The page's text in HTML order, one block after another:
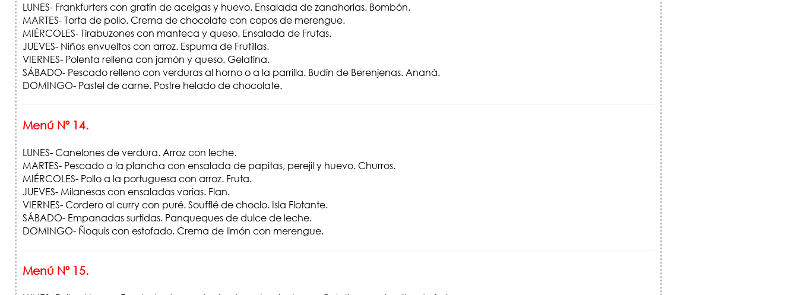
LUNES- Frankfurters con gratín de acelgas y huevo. Ensalada de zanahorias. Bombón.
MARTES- Torta de pollo. Crema de chocolate con copos de merengue.
MIÉRCOLES- Tirabuzones con manteca y queso. Ensalada de Frutas.
JUEVES- Niños envueltos con arroz. Espuma de Frutillas.
VIERNES- Polenta rellena con jamón y queso. Gelatina.
SÁBADO- Pescado relleno con verduras al horno o a la parrilla. Budín de Berenjenas. Ananá.
DOMINGO- Pastel de carne. Postre helado de chocolate.
Menú Nº 14.
LUNES- Canelones de verdura. Arroz con leche.
MARTES- Pescado a la plancha con ensalada de papitas, perejil y huevo. Churros.
MIÉRCOLES- Pollo a la portuguesa con arroz. Fruta.
JUEVES- Milanesas con ensaladas varias. Flan.
VIERNES- Cordero al curry con puré. Soufflé de choclo. Isla Flotante.
SÁBADO- Empanadas surtidas. Panqueques de dulce de leche.
DOMINGO- Ñoquis con estofado. Crema de limón con merengue.
Menú Nº 15.